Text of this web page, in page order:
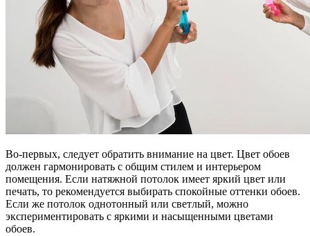
Во-первых, следует обратить внимание на цвет. Цвет обоев
должен гармонировать с общим стилем и интерьером
помещения. Если натяжной потолок имеет яркий цвет или
печать, то рекомендуется выбирать спокойные оттенки обоев.
Если же потолок однотонный или светлый, можно
экспериментировать с яркими и насыщенными цветами
обоев.